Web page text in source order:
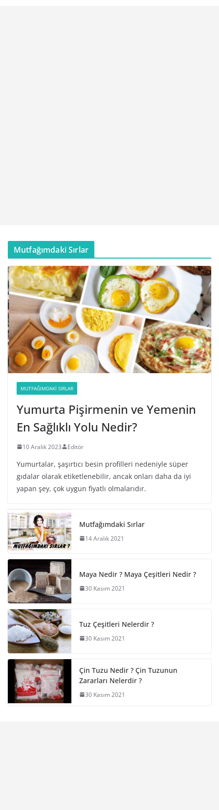
Mutfağımdaki Sırlar
MUTFAĞIMDAKI SIRLAR
Yumurta Pişirmenin ve Yemenin
En Sağlıklı Yolu Nedir?
10 Aralık 2023 Editör
Yumurtalar, şaşırtıcı besin profilleri nedeniyle süper
gıdalar olarak etiketlenebilir, ancak onları daha da iyi
yapan şey, çok uygun fiyatlı olmalarıdır.
Mutfağımdaki Sırlar
14 Aralık 2021
Maya Nedir ? Maya Çeşitleri Nedir ?
30 Kasım 2021
Tuz Çeşitleri Nelerdir ?
30 Kasım 2021
Çin Tuzu Nedir ? Çin Tuzunun
Zararları Nelerdir ?
30 Kasım 2021